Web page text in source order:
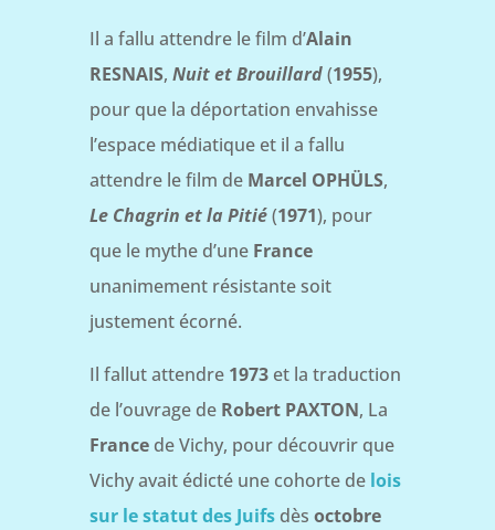
Il a fallu attendre le film d’Alain
RESNAIS, Nuit et Brouillard(1955),
pour que la déportation envahisse
l’espace médiatique et il a fallu
attendre le film de Marcel OPHÜLS,
Le Chagrin et la Pitié(1971), pour
que le mythe d’une France
unanimement résistante soit
justement écorné.
Il fallut attendre 1973et la traduction
de l’ouvrage de Robert PAXTON, La
Francede Vichy, pour découvrir que
Vichy avait édicté une cohorte de lois
sur le statut des Juifsdès octobre